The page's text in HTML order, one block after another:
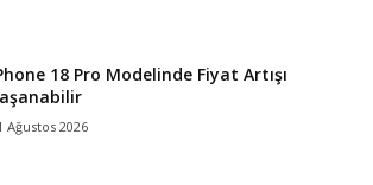
18 Pro Modelinde Fiyat Artışı
Ağustos 2026